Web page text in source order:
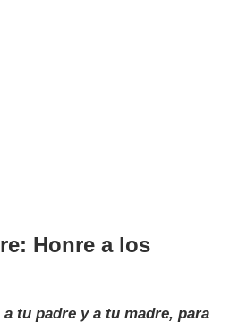
Honre a los
a tu padre y a tu madre, para